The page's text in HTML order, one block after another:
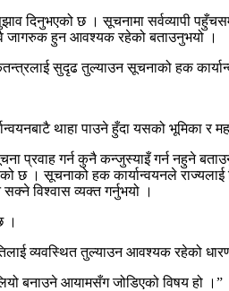
दिनुभएको छ । सूचनामा सर्वव्यापी
जागरुक हुन आवश्यक रहेको बताउनुभयो ।
सुदृढ तुल्याउन सूचनाको हक
थाहा पाउने हुँदा यसको भूमिका र
प्रवाह गर्न कुनै कन्जुस्याइँ गर्न नहुने
। सूचनाको हक कार्यान्वयनले राज्यलाई
विश्वास व्यक्त गर्नुभयो ।
।
व्यवस्थित तुल्याउन आवश्यक रहेको
बनाउने आयामसँग जोडिएको विषय हो ।”